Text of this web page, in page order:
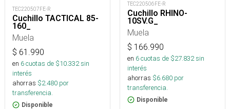
TEC220507FE-R
Cuchillo TACTICAL 85-
160_
Muela
$ 61.990
en 6cuotas de $10.332sin
interés
ahorras $2.480 por
transferencia.
Disponible
TEC220506FE-R
Cuchillo RHINO-
10SV.G_
Muela
$ 166.990
en 6cuotas de $27.832sin
interés
ahorras $6.680 por
transferencia.
Disponible